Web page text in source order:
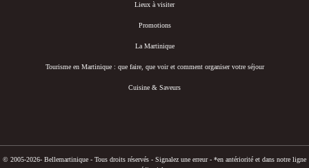
Lieux à visiter
Promotions
La Martinique
Tourisme en Martinique : que faire, que voir et comment organiser votre séjour
Cuisine & Saveurs
© 2005-2026- Bellemartinique - Tous droits réservés - Signalez une erreur - *en antériorité et dans notre ligne